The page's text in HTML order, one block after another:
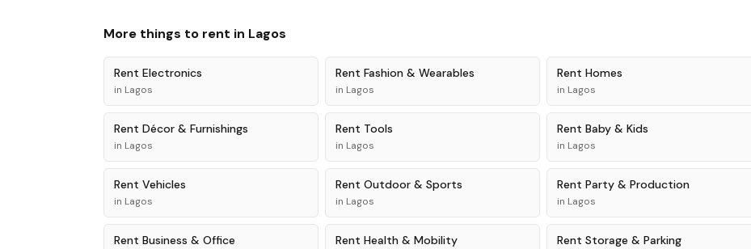
More things to rent in Lagos
Rent Electronics
in Lagos
Rent Fashion & Wearables
in Lagos
Rent Homes
in Lagos
Rent Décor & Furnishings
in Lagos
Rent Tools
in Lagos
Rent Baby & Kids
in Lagos
Rent Vehicles
in Lagos
Rent Outdoor & Sports
in Lagos
Rent Party & Production
in Lagos
Rent Business & Office Rent Health & Mobility Rent Storage & Parking